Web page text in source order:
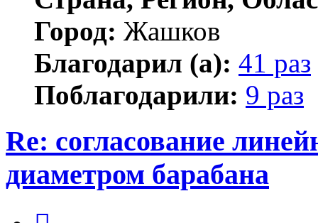
Город: Жашков
Благодарил (а): 41 раз
Поблагодарили: 9 раз
Re: согласование
диаметром барабана